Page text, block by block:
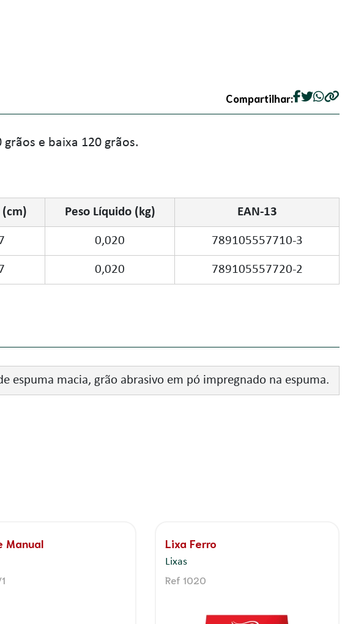
Compartilhar:
e baixa 120 grãos.
Peso Líquido (kg) EAN-13
0,020 789105557710-3
0,020 789105557720-2
espuma macia, grão abrasivo em pó impregnado na espuma.
Manual PAD Recorte
Acessórios
Ref 2035